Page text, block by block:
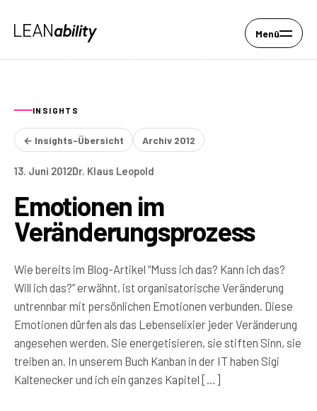
Menü
INSIGHTS
← Insights-Übersicht Archiv 2012
13. Juni 2012Dr. Klaus Leopold
Emotionen im
Veränderungsprozess
Wie bereits im Blog-Artikel “Muss ich das? Kann ich das?
Will ich das?” erwähnt, ist organisatorische Veränderung
untrennbar mit persönlichen Emotionen verbunden. Diese
Emotionen dürfen als das Lebenselixier jeder Veränderung
angesehen werden. Sie energetisieren, sie stiften Sinn, sie
treiben an. In unserem Buch Kanban in der IT haben Sigi
Kaltenecker und ich ein ganzes Kapitel […]